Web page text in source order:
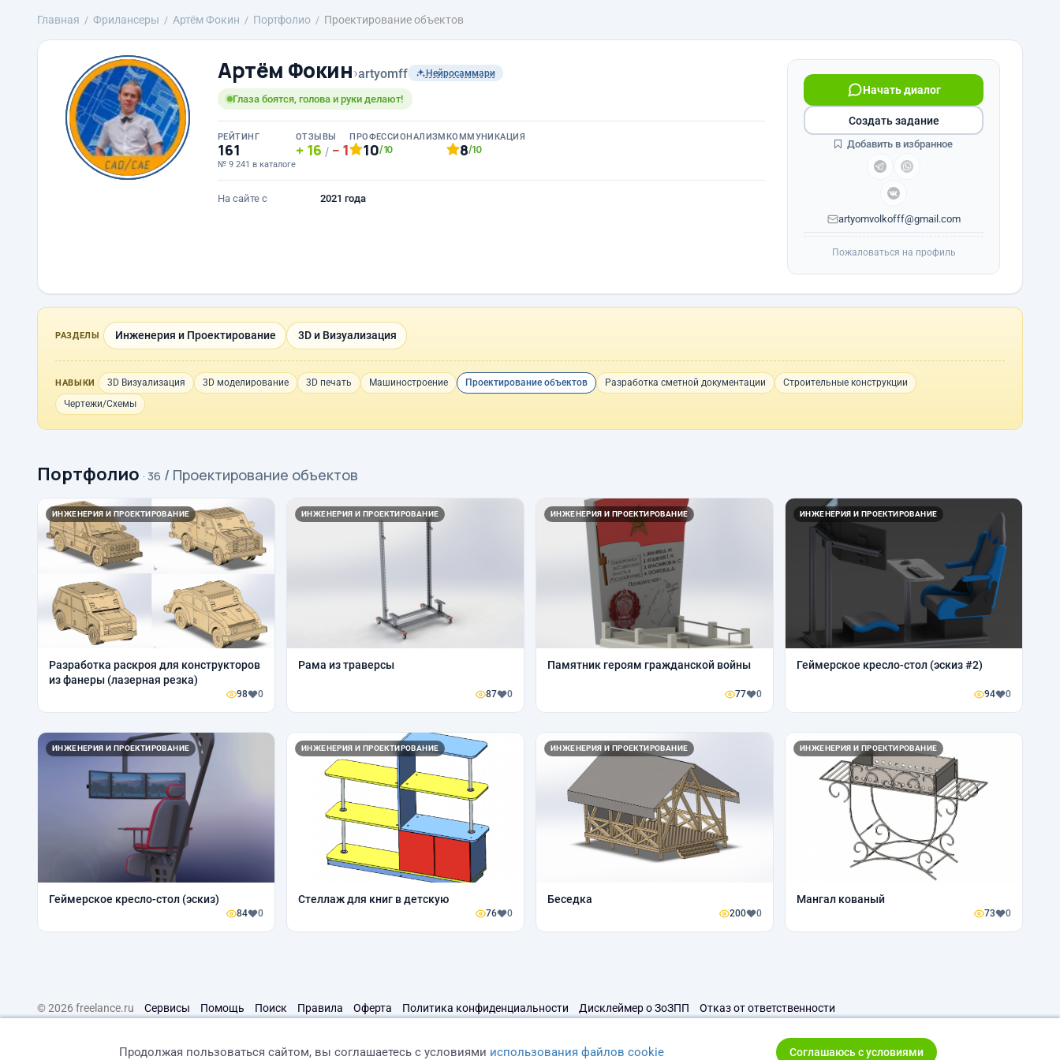
Главная Фрилансеры Артём Фокин Портфолио Проектирование объектов
Артём Фокин›artyomff Нейросаммари
Глаза боятся, голова и руки делают!
РЕЙТИНГ
161
№ 9 241 в каталоге
ОТЗЫВЫ
16 / 1
ПРОФЕССИОНАЛИЗМ
10/10
КОММУНИКАЦИЯ
8/10
На сайте с 2021 года
Начать диалог
artyomvolkofff@gmail.com
Создать задание
Добавить в избранное
Пожаловаться на профиль
РАЗДЕЛЫ Инженерия и Проектирование 3D и Визуализация
НАВЫКИ 3D Визуализация 3D моделирование 3D печать Машиностроение Проектирование объектов Разработка сметной документации
Строительные конструкции
Чертежи/Схемы
Портфолио · 36 / Проектирование объектов
ИНЖЕНЕРИЯ И ПРОЕКТИРОВАНИЕ
Разработка раскроя для конструкторов
из фанеры (лазерная резка)
98 0
ИНЖЕНЕРИЯ И ПРОЕКТИРОВАНИЕ
Рама из траверсы
87 0
ИНЖЕНЕРИЯ И ПРОЕКТИРОВАНИЕ
Памятник героям гражданской войны
77 0
ИНЖЕНЕРИЯ И ПРОЕКТИРОВАНИЕ
Геймерское кресло-стол (эскиз #2)
94 0
ИНЖЕНЕРИЯ И ПРОЕКТИРОВАНИЕ
Геймерское кресло-стол (эскиз)
84 0
ИНЖЕНЕРИЯ И ПРОЕКТИРОВАНИЕ
Стеллаж для книг в детскую
76 0
ИНЖЕНЕРИЯ И ПРОЕКТИРОВАНИЕ
Беседка
200 0
ИНЖЕНЕРИЯ И ПРОЕКТИРОВАНИЕ
Мангал кованый
73 0
© 2026 freelance.ru Сервисы Помощь Поиск Правила Оферта Политика конфиденциальности Дисклеймер о ЗоЗПП Отказ от ответственности
Продолжая пользоваться сайтом, вы соглашаетесь с условиями использования файлов cookie Соглашаюсь с условиями